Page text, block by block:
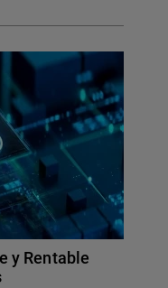
y Rentable